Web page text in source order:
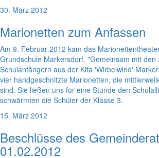
30. März 2012
Marionetten zum Anfassen
Am 9. Februar 2012 kam das
Grundschule Markersdorf. "Gemeinsam mit den
Schulanfängern aus der Kita 'Wirbelwind'
vier handgeschnitzte Marionetten, die
sind. Sie ließen uns für eine Stunde den
schwärmten die Schüler der Klasse 3.
15. März 2012
Beschlüsse des
01.02.2012